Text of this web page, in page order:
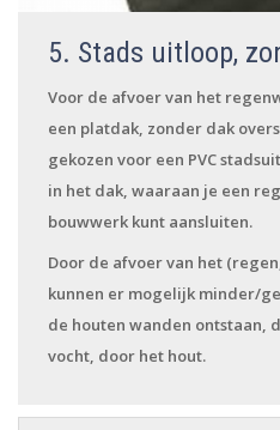
5. Stads uitloop,
Voor de afvoer van het
een platdak, zonder dak
gekozen voor een PVC
in het dak, waaraan je een
bouwwerk kunt aansluiten.
Door de afvoer van het
kunnen er mogelijk minder/
de houten wanden ontstaan,
vocht, door het hout.